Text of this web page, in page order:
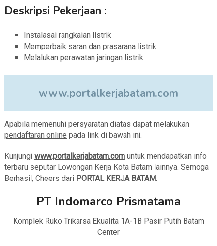
Deskripsi Pekerjaan :
Instalasai rangkaian listrik
Memperbaik saran dan prasarana listrik
Melalukan perawatan jaringan listrik
www.portalkerjabatam.com
Apabila memenuhi persyaratan diatas dapat melakukan
pendaftaran online pada link di bawah ini.
Kunjungi www.portalkerjabatam.comuntuk mendapatkan info
terbaru seputar Lowongan Kerja Kota Batam lainnya. Semoga
Berhasil, Cheers dari PORTAL KERJA BATAM.
PT Indomarco Prismatama
Komplek Ruko Trikarsa Ekualita 1A-1B Pasir Putih Batam
Center